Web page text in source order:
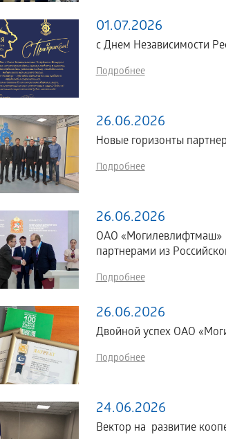
01.07.2026
с Днем Независимости
Подробнее
26.06.2026
Новые горизонты
Подробнее
26.06.2026
ОАО «Могилевлифтмаш»
партнерами из
Подробнее
26.06.2026
Двойной успех ОАО
Подробнее
24.06.2026
Вектор на развитие